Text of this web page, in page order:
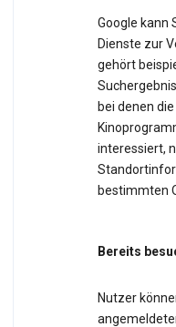
Google kann
Dienste zur
gehört
bei denen
interessiert,
bestimmten
Bereits
Nutzer